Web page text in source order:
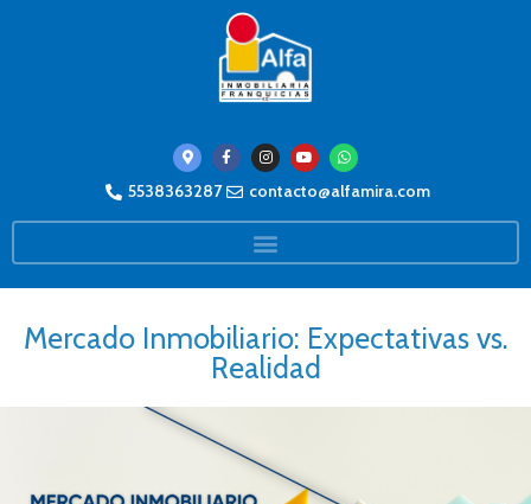
5538363287 contacto@alfamira.com
Mercado Inmobiliario: Expectativas vs.
Realidad